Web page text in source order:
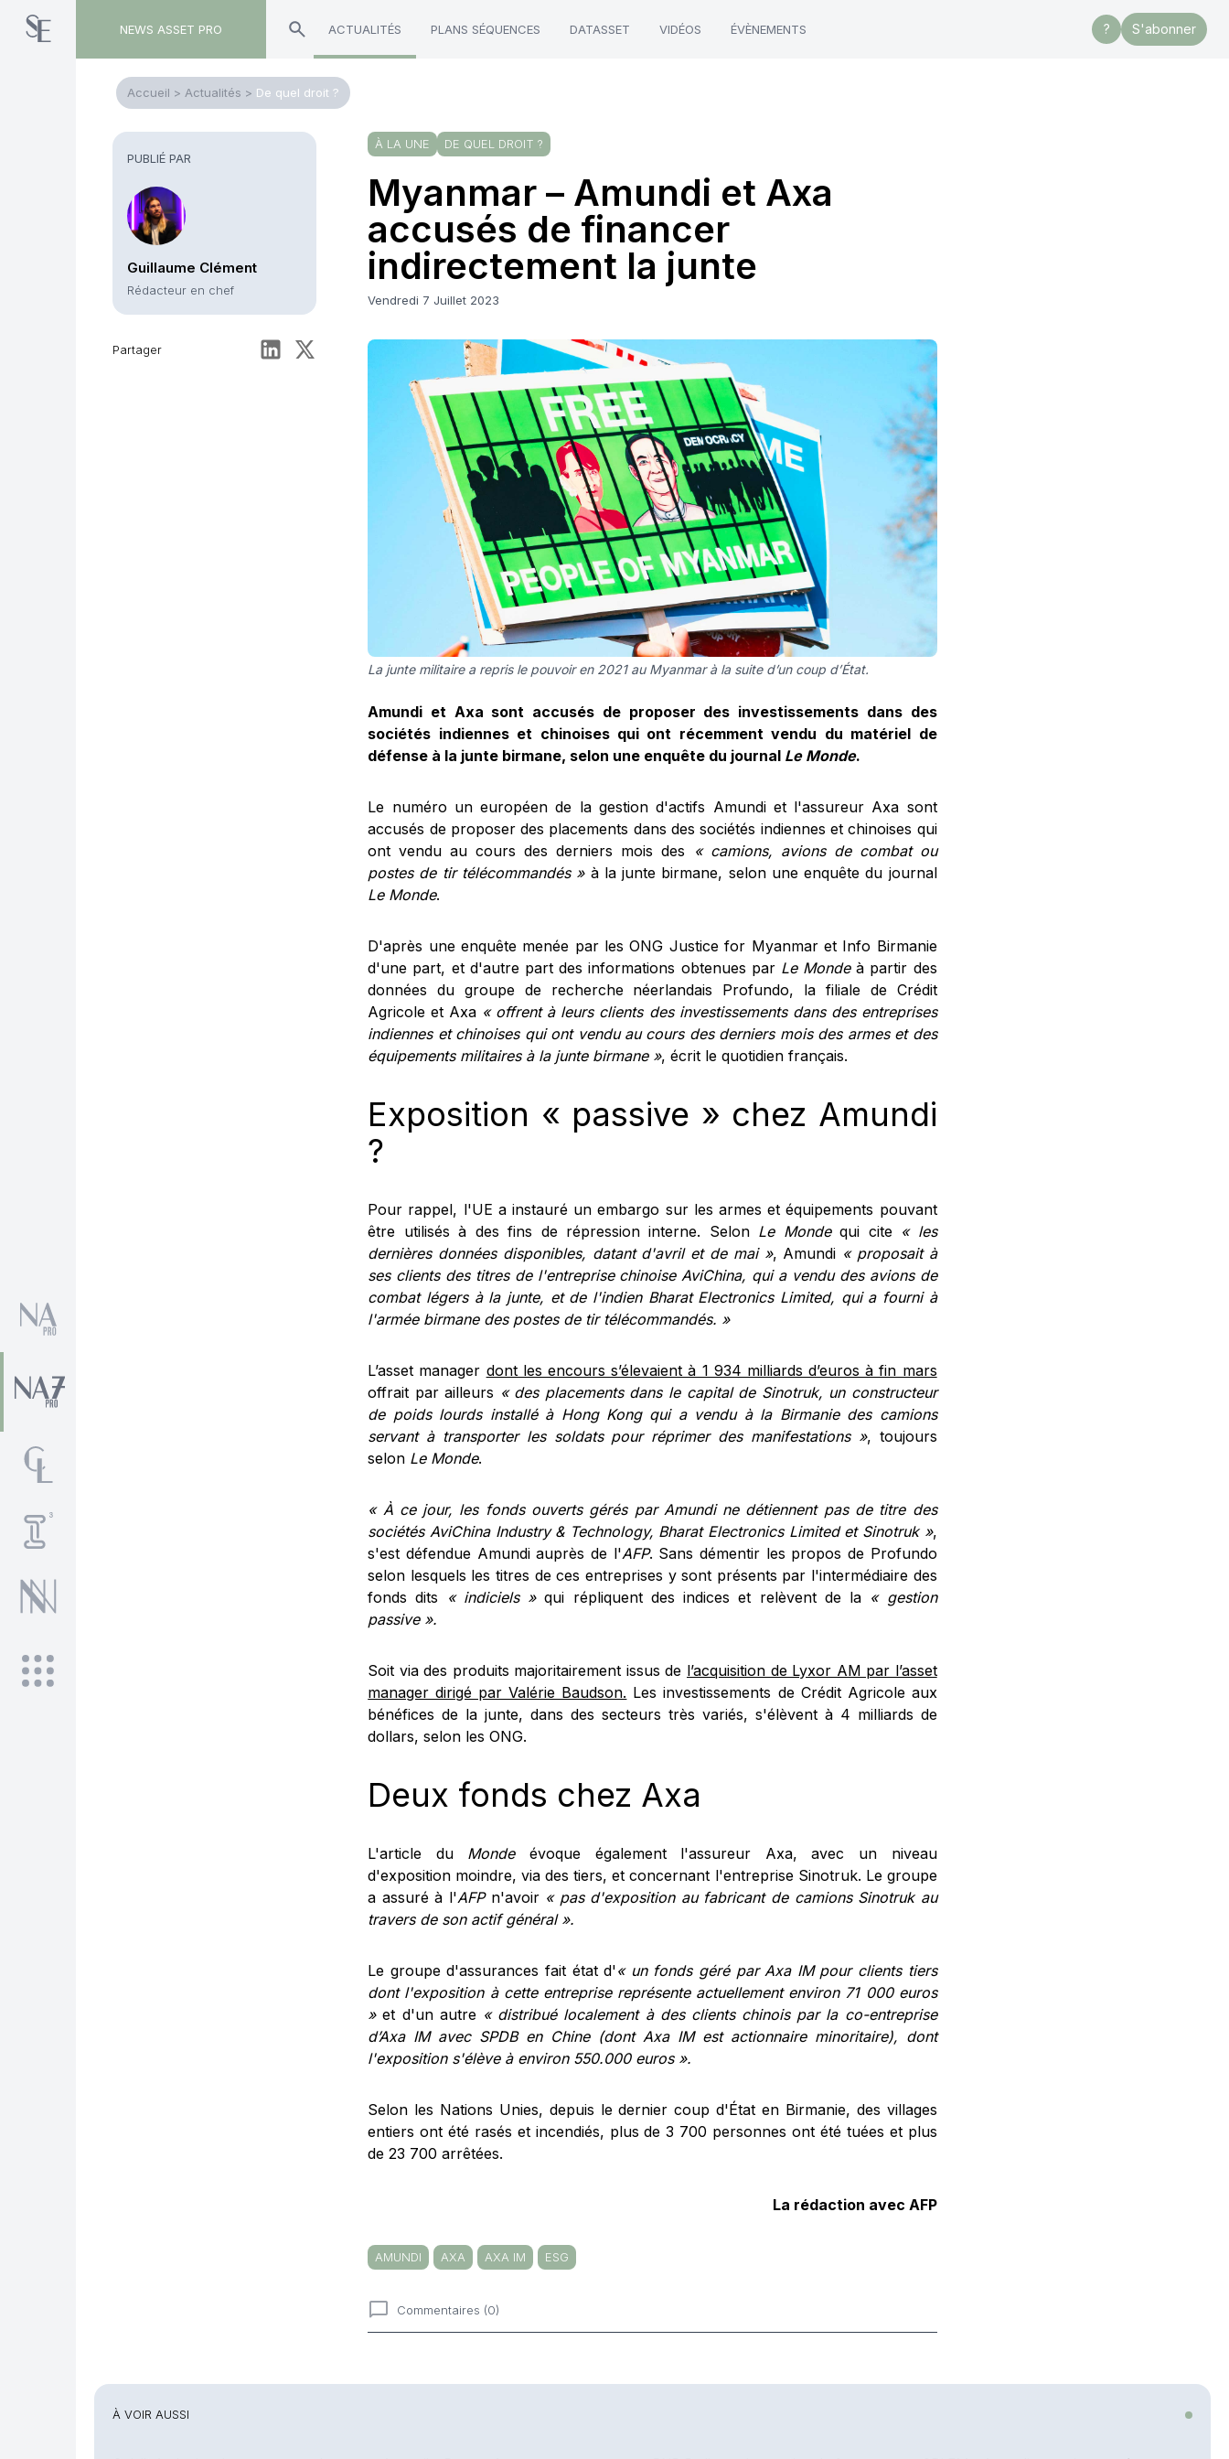
NEWS ASSET PRO ACTUALITÉS PLANS SÉQUENCES DATASSET VIDÉOS ÉVÈNEMENTS ? S'abonner
Accueil > Actualités > De quel droit ?
PUBLIÉ PAR
Guillaume Clément
Rédacteur en chef
Partager
À LA UNE DE QUEL DROIT ?
Myanmar – Amundi et Axa
accusés de financer
indirectement la junte
Vendredi 7 Juillet 2023
La junte militaire a repris le pouvoir en 2021 au Myanmar à la suite d’un coup d’État.
Amundi et Axa sont accusés de proposer des investissements dans des
sociétés indiennes et chinoises qui ont récemment vendu du matériel de
défense à la junte birmane, selon une enquête du journal Le Monde.
Le numéro un européen de la gestion d'actifs Amundi et l'assureur Axa sont
accusés de proposer des placements dans des sociétés indiennes et chinoises qui
ont vendu au cours des derniers mois des
« camions, avions de combat ou
postes de tir télécommandés »à la junte birmane, selon une enquête du journal
Le Monde.
D'après une enquête menée par les ONG Justice for Myanmar et Info Birmanie
d'une part, et d'autre part des informations obtenues par Le Mondeà partir des
données du groupe de recherche néerlandais Profundo, la filiale de Crédit
Agricole et Axa « offrent à leurs clients des investissements dans des entreprises
indiennes et chinoises qui ont vendu au cours des derniers mois des armes et des
équipements militaires à la junte birmane », écrit le quotidien français.
Exposition « passive » chez Amundi
?
Pour rappel, l'UE a instauré un embargo sur les armes et équipements pouvant
être utilisés à des fins de répression interne. Selon Le Mondequi cite « les
dernières données disponibles, datant d'avril et de mai », Amundi « proposait à
ses clients des titres de l'entreprise chinoise AviChina, qui a vendu des avions de
combat légers à la junte, et de l'indien Bharat Electronics Limited, qui a fourni à
l'armée birmane des postes de tir télécommandés. »
L’asset manager dont les encours s’élevaient à 1 934 milliards d’euros à fin mars
offrait par ailleurs « des placements dans le capital de Sinotruk, un constructeur
de poids lourds installé à Hong Kong qui a vendu à la Birmanie des camions
servant à transporter les soldats pour réprimer des manifestations », toujours
selon Le Monde.
« À ce jour, les fonds ouverts gérés par Amundi ne détiennent pas de titre des
sociétés AviChina Industry & Technology, Bharat Electronics Limited et Sinotruk »,
s'est défendue Amundi auprès de l'AFP. Sans démentir les propos de Profundo
selon lesquels les titres de ces entreprises y sont présents par l'intermédiaire des
fonds dits
« indiciels »qui répliquent des indices et relèvent de la « gestion
passive ».
Soit via des produits majoritairement issus de l’acquisition de Lyxor AM par l’asset
manager dirigé par Valérie Baudson. Les investissements de Crédit Agricole aux
bénéfices de la junte, dans des secteurs très variés, s'élèvent à 4 milliards de
dollars, selon les ONG.
Deux fonds chez Axa
L'article du Mondeévoque également l'assureur Axa, avec un niveau
d'exposition moindre, via des tiers, et concernant l'entreprise Sinotruk. Le groupe
a assuré à l'AFPn'avoir « pas d'exposition au fabricant de camions Sinotruk au
travers de son actif général ».
Le groupe d'assurances fait état d'« un fonds géré par Axa IM pour clients tiers
dont l'exposition à cette entreprise représente actuellement environ 71 000 euros
»et d'un autre « distribué localement à des clients chinois par la co-entreprise
d’Axa IM avec SPDB en Chine (dont Axa IM est actionnaire minoritaire), dont
l'exposition s'élève à environ 550.000 euros ».
Selon les Nations Unies, depuis le dernier coup d'État en Birmanie, des villages
entiers ont été rasés et incendiés, plus de 3 700 personnes ont été tuées et plus
de 23 700 arrêtées.
La rédaction avec AFP
AMUNDI AXA AXA IM ESG
Commentaires (0)
À VOIR AUSSI